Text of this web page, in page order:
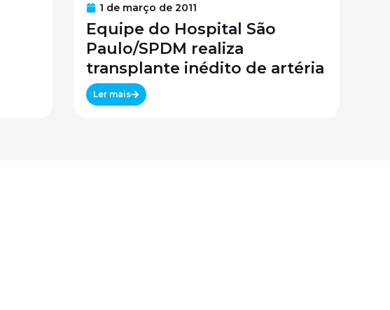
1 de março de 2011
Equipe do Hospital São
Paulo/SPDM realiza
transplante inédito de artéria
Ler mais